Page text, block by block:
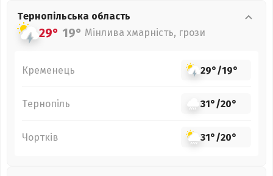
Тернопільська область
29° 19° Мінлива хмарність, грози
Кременець 29°/19°
Тернопіль 31°/20°
Чортків 31°/20°